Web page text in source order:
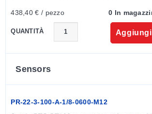
Trasmettitore:Massimo ±0,2°C o
Sensore:
Classe A secondo IEC751
Influenza della temperatura
Influenza della tensione di
Trascurabile
438,40 € / pezzo 0 In
QUANTITÀ
Sensors
PR-22-3-100-A-1/8-0600-M12